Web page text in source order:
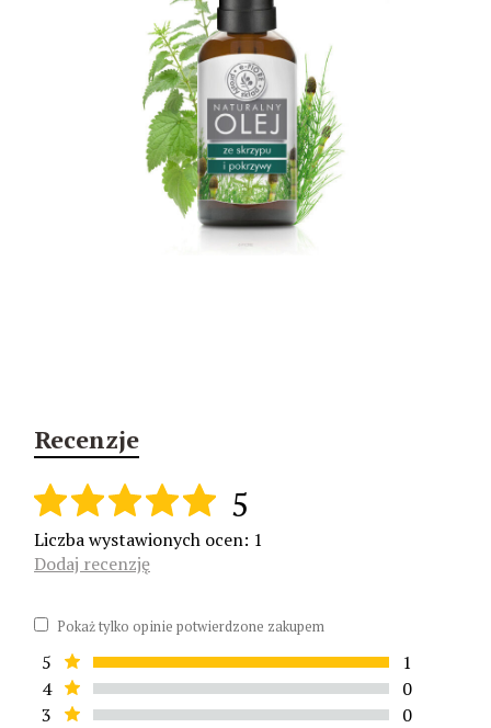
Recenzje
5
Liczba wystawionych ocen: 1
Dodaj recenzję
Pokaż tylko opinie potwierdzone zakupem
5
1
4
0
3
0